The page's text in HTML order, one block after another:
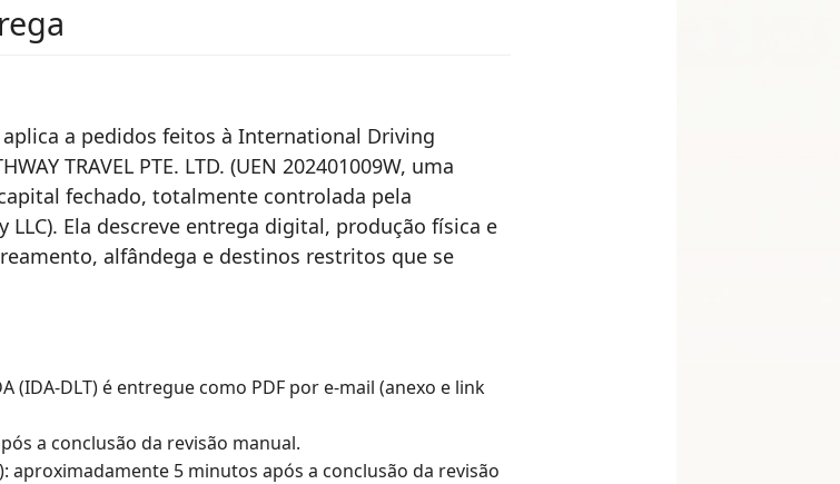
a pedidos feitos à International Driving
TRAVEL PTE. LTD. (UEN 202401009W, uma
fechado, totalmente controlada pela
Ela descreve entrega digital, produção física e
alfândega e destinos restritos que se
(IDA-DLT) é entregue como PDF por e-mail (anexo e link
a conclusão da revisão manual.
aproximadamente 5 minutos após a conclusão da revisão